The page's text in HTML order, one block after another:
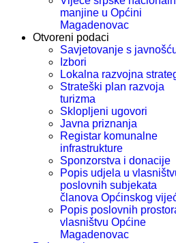
manjine u Općini
Magadenovac
Otvoreni podaci
Savjetovanje s
Izbori
Lokalna razvojna
Strateški plan razvoja
turizma
Sklopljeni ugovori
Javna priznanja
Registar komunalne
infrastrukture
Sponzorstva i donacije
Popis udjela u
poslovnih subjekata
članova Općinskog
Popis poslovnih
vlasništvu Općine
Magadenovac